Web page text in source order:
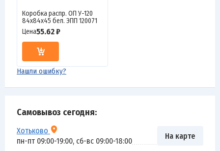
Самовывоз сегодня:
Хотьково
пн-пт 09:00-19:00, сб-вс 09:00-18:00
На карте
Коробка распр. ОП У-120
84х84х45 бел. ЭПП 120071
Цена55.62 ₽
Нашли ошибку?